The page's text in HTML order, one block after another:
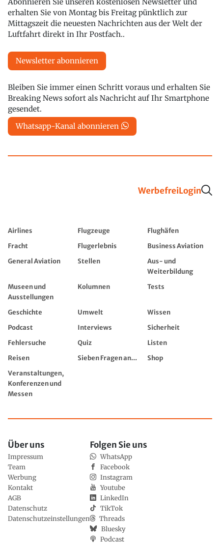
erhalten Sie von Montag bis Freitag pünktlich zur
Mittagszeit die neuesten Nachrichten aus der Welt der
Luftfahrt direkt in Ihr Postfach..
Newsletter abonnieren
Bleiben Sie immer einen Schritt voraus und erhalten Sie
Breaking News sofort als Nachricht auf Ihr Smartphone
gesendet.
Whatsapp-Kanal abonnieren
WerbefreiLogin
Airlines Flugzeuge
Flughäfen
Fracht
Flugerlebnis
Business Aviation
General Aviation
Stellen
Aus- und
Weiterbildung
Museen und
Ausstellungen
Kolumnen Tests
Geschichte Umwelt
Wissen
Podcast
Interviews
Sicherheit
Fehlersuche
Quiz
Listen
Reisen
Sieben Fragen an...
Shop
Veranstaltungen,
Konferenzen und
Messen
Über uns
Impressum
Team
Werbung
Kontakt
AGB
Datenschutz
Datenschutzeinstellungen
Folgen Sie uns
WhatsApp
Facebook
Instagram
Youtube
LinkedIn
TikTok
Threads
Bluesky
Podcast